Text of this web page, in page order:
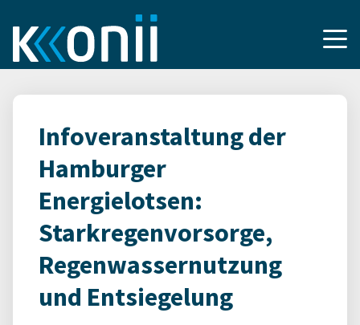
Infoveranstaltung der
Hamburger
Energielotsen:
Starkregenvorsorge,
Regenwassernutzung
und Entsiegelung